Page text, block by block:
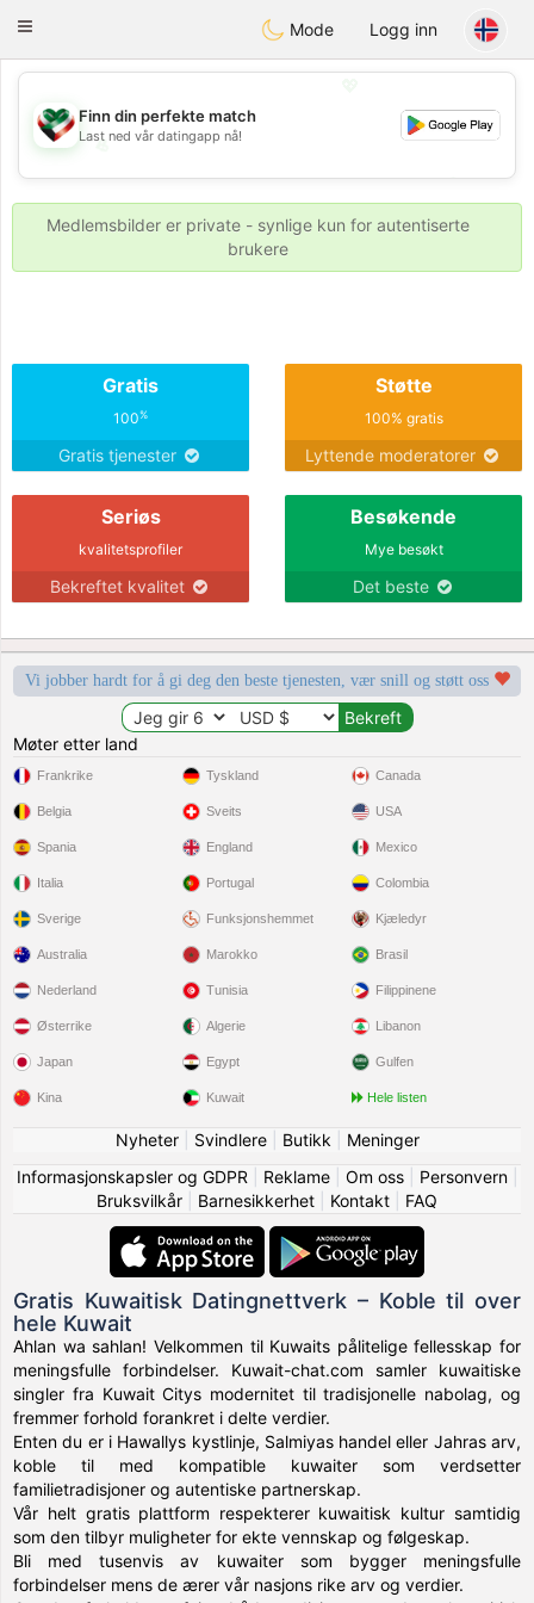
KuwaitChat
Toggle
Mode Logg inn
💖
💕
💕
Finn din perfekte match
Last ned vår datingapp nå!
Medlemsbilder er private - synlige kun for autentiserte
brukere
Gratis
100%
Gratis tjenester
Støtte
100% gratis
Lyttende moderatorer
Seriøs
kvalitetsprofiler
Bekreftet kvalitet
Besøkende
Mye besøkt
Det beste
Vi jobber hardt for å gi deg den beste tjenesten, vær snill og støtt oss
Møter etter land
Frankrike
Belgia
Spania
Italia
Sverige
Tyskland
Sveits
England
Portugal
Funksjonshemmet
Canada
USA
Mexico
Colombia
Kjæledyr
Australia
Nederland
Østerrike
Japan
Kina
Marokko
Tunisia
Algerie
Egypt
Kuwait
Brasil
Filippinene
Libanon
Gulfen
Hele listen
Nyheter| Svindlere| Butikk
Meninger
Informasjonskapsler og GDPR
Reklame| Om oss| Personvern|
Bruksvilkår
Barnesikkerhet Kontakt FAQ
Gratis Kuwaitisk Datingnettverk – Koble til over
hele Kuwait
Ahlan wa sahlan! Velkommen til Kuwaits pålitelige fellesskap for
meningsfulle forbindelser. Kuwait-chat.com samler kuwaitiske
singler fra Kuwait Citys modernitet til tradisjonelle nabolag, og
fremmer forhold forankret i delte verdier.
Enten du er i Hawallys kystlinje, Salmiyas handel eller Jahras arv,
koble til med kompatible kuwaiter som verdsetter
familietradisjoner og autentiske partnerskap.
Vår helt gratis plattform respekterer kuwaitisk kultur samtidig
som den tilbyr muligheter for ekte vennskap og følgeskap.
Bli med tusenvis av kuwaiter som bygger meningsfulle
forbindelser mens de ærer vår nasjons rike arv og verdier.